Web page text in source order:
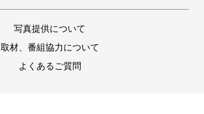
写真提供について
取材、番組協力について
よくあるご質問